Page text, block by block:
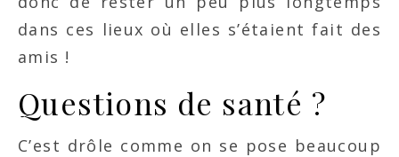
dans ces lieux où elles s’étaient fait des
amis !
Questions de santé ?
C’est drôle comme on se pose beaucoup